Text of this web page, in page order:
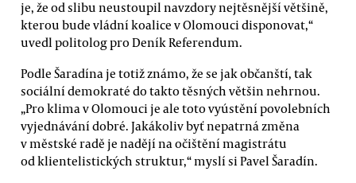
je, že od slibu neustoupil navzdory nejtěsnější většině,
kterou bude vládní koalice v Olomouci disponovat,“
uvedl politolog pro Deník Referendum.
Podle Šaradína je totiž známo, že se jak občanští, tak
sociální demokraté do takto těsných většin nehrnou.
„Pro klima v Olomouci je ale toto vyústění povolebních
vyjednávání dobré. Jakákoliv byť nepatrná změna
v městské radě je nadějí na očištění magistrátu
od klientelistických struktur,“ myslí si Pavel Šaradín.